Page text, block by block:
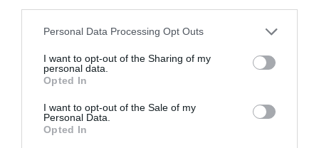
Please note that this website/app uses one or more Google
not limited to your visit or usage behaviour. You may click to
grant or deny consent to Google and its third-party tags to
use your data for below specified purposes in below Google
consent section.
Personal Data Processing Opt Outs
I want to opt-out of the Sharing of my
personal data.
Opted In
I want to opt-out of the Sale of my
Personal Data.
Opted In
Eladó a „magyar Csernobil” szellemvárosának
egyik része
Eladósorba került Magyarország leghíresebb
található…